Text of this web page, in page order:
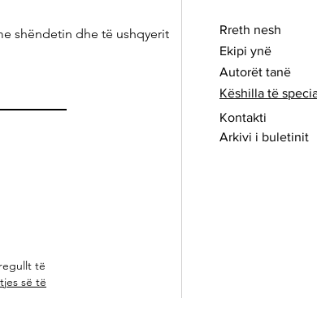
shëndetin dhe të ushqyerit
të
së të
Rreth nesh
Ekipi ynë
Autorët tanë
Këshilla të
Kontakti
Arkivi i buletinit